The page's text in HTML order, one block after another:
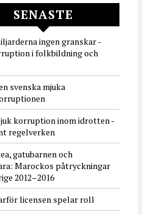
SENASTE
ingen granskar -
i folkbildning och
svenska mjuka
korruption inom idrotten -
regelverken
gatubarnen och
Marockos påtryckningar
2012–2016
licensen spelar roll